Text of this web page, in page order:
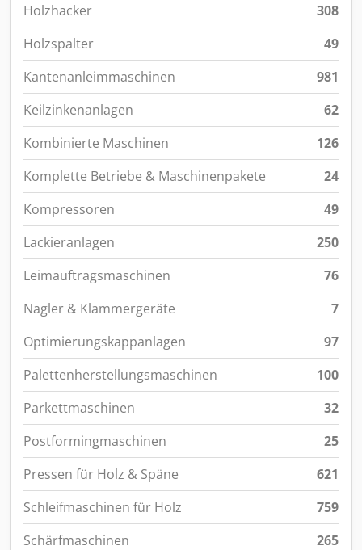
Holzhacker
308
Holzspalter
49
Kantenanleimmaschinen
981
Keilzinkenanlagen
62
Kombinierte Maschinen
126
Komplette Betriebe & Maschinenpakete
24
Kompressoren
49
Lackieranlagen
250
Leimauftragsmaschinen
76
Nagler & Klammergeräte
7
Optimierungskappanlagen
97
Palettenherstellungsmaschinen
100
Parkettmaschinen
32
Postformingmaschinen
25
Pressen für Holz & Späne
621
Schleifmaschinen für Holz
759
Schärfmaschinen
265